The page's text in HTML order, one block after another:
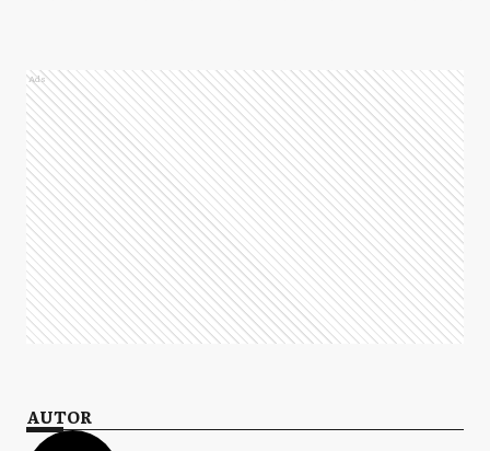
Ads
AUTOR